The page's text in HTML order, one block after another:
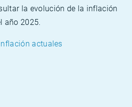
la evolución de la inflación
año 2025.
actuales